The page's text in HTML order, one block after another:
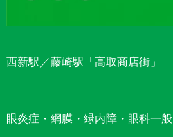
西新駅／藤崎駅「高取商店街」
眼炎症・網膜・緑内障・眼科一般